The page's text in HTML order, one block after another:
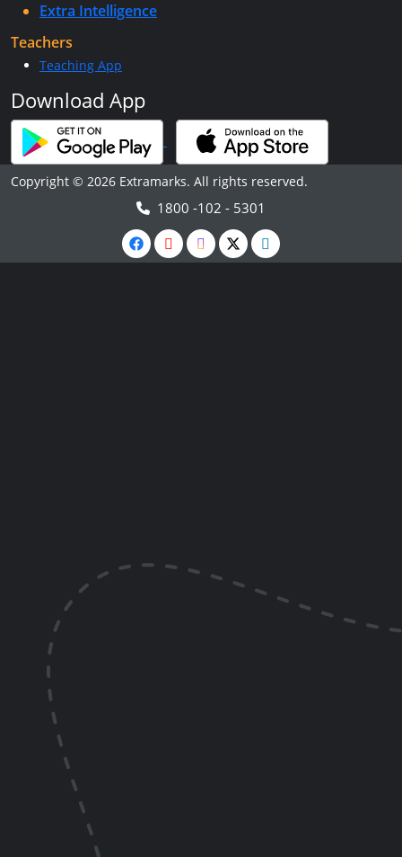
Extra Intelligence
Teachers
Teaching App
Download App
Copyright © 2026 Extramarks. All rights reserved.
1800 -102 - 5301